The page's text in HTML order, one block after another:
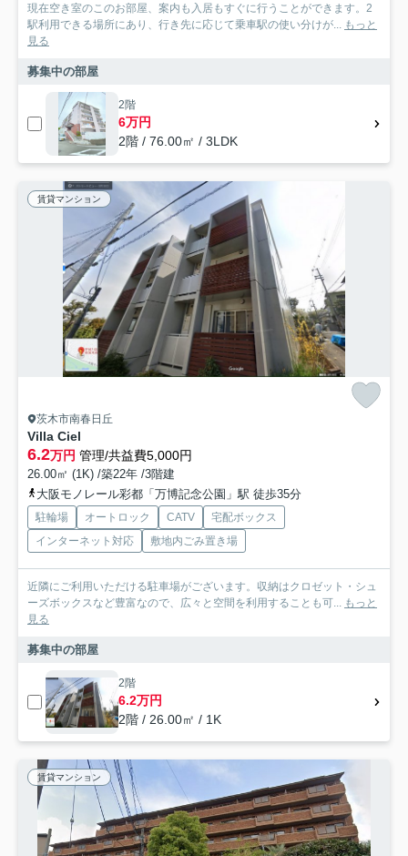
現在空き室のこのお部屋、案内も入居もすぐに行うことができます。2
駅利用できる場所にあり、行き先に応じて乗車駅の使い分けが... もっと
見る
募集中の部屋
2階
6万円
2階 / 76.00㎡ / 3LDK
賃貸マンション
茨木市南春日丘
Villa Ciel
6.2万円 管理/共益費5,000円
26.00㎡ (1K) /築22年 /3階建
大阪モノレール彩都「万博記念公園」駅 徒歩35分
駐輪場 オートロック CATV
宅配ボックス
インターネット対応
敷地内ごみ置き場
近隣にご利用いただける駐車場がございます。収納はクロゼット・シュ
ーズボックスなど豊富なので、広々と空間を利用することも可... もっと
見る
募集中の部屋
2階
6.2万円
2階 / 26.00㎡ / 1K
賃貸マンション